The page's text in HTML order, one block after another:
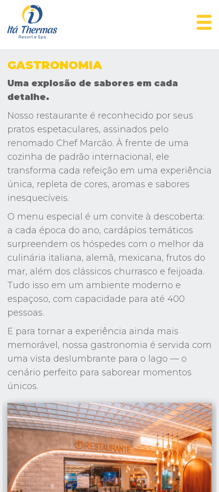
GASTRONOMIA
Uma explosão de sabores em cada
detalhe.
Nosso restaurante é reconhecido por seus
pratos espetaculares, assinados pelo
renomado Chef Marcão. À frente de uma
cozinha de padrão internacional, ele
transforma cada refeição em uma experiência
única, repleta de cores, aromas e sabores
inesquecíveis.
O menu especial é um convite à descoberta:
a cada época do ano, cardápios temáticos
surpreendem os hóspedes com o melhor da
culinária italiana, alemã, mexicana, frutos do
mar, além dos clássicos churrasco e feijoada.
Tudo isso em um ambiente moderno e
espaçoso, com capacidade para até 400
pessoas.
E para tornar a experiência ainda mais
memorável, nossa gastronomia é servida com
uma vista deslumbrante para o lago — o
cenário perfeito para saborear momentos
únicos.